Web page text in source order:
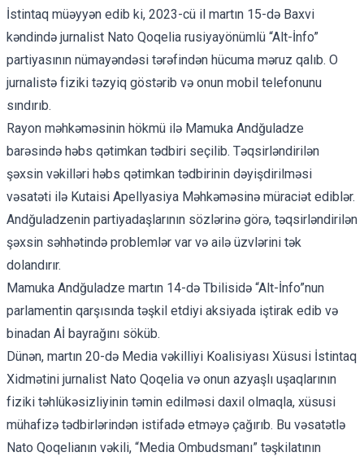
İstintaq müəyyən edib ki, 2023-cü il martın 15-də Baxvi
kəndində jurnalist Nato Qoqelia rusiyayönümlü “Alt-İnfo”
partiyasının nümayəndəsi tərəfindən hücuma məruz qalıb. O
jurnalistə fiziki təzyiq göstərib və onun mobil telefonunu
sındırıb.
Rayon məhkəməsinin hökmü ilə Mamuka Andğuladze
barəsində həbs qətimkan tədbiri seçilib. Təqsirləndirilən
şəxsin vəkilləri həbs qətimkan tədbirinin dəyişdirilməsi
vəsatəti ilə Kutaisi Apellyasiya Məhkəməsinə müraciət ediblər.
Andğuladzenin partiyadaşlarının sözlərinə görə, təqsirləndirilən
şəxsin səhhətində problemlər var və ailə üzvlərini tək
dolandırır.
Mamuka Andğuladze martın 14-də Tbilisidə “Alt-İnfo”nun
parlamentin qarşısında təşkil etdiyi aksiyada iştirak edib və
binadan Aİ bayrağını söküb.
Dünən, martın 20-də Media vəkilliyi Koalisiyası Xüsusi İstintaq
Xidmətini jurnalist Nato Qoqelia və onun azyaşlı uşaqlarının
fiziki təhlükəsizliyinin təmin edilməsi daxil olmaqla, xüsusi
mühafizə tədbirlərindən istifadə etməyə çağırıb. Bu vəsatətlə
Nato Qoqelianın vəkili, “Media Ombudsmanı” təşkilatının